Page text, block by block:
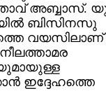
അബ്ബാസ്.
ബിസിനസു
വയസിലാണ്
യുമായുള്ള
ഇദ്ദേഹത്തെ